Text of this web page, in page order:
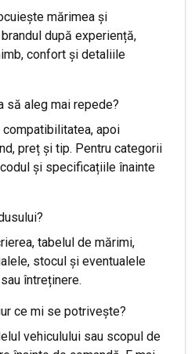
mărimea și
după experiență,
confort și detaliile
să aleg mai repede?
apoi
preț și tip. Pentru categorii
și specificațiile înainte
tabelul de mărimi,
stocul și eventualele
întreținere.
ce mi se potrivește?
vehiculului sau scopul de